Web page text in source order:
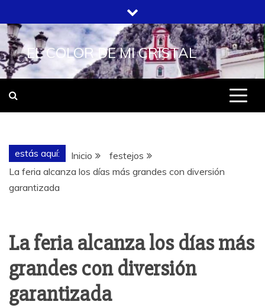
al
contenido
EL COLOR DE MI CRISTAL
estás aquí: Inicio
festejos
La feria alcanza los días más grandes con diversión
garantizada
La feria alcanza los días más
grandes con diversión
garantizada